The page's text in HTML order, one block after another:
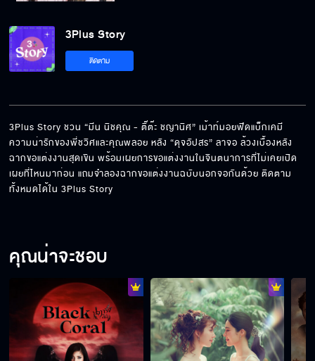
พรหม”
“เจมส์-โบว์” เม้าท์ซีนข้าวโพดอ่อนยามเช้า ทิ้งปม
อีกไม่นาน “มานะ” จะผงาด
ทรงจริงไม่มีสแตนด์อิน
[ENG SUB] VLOG Before LING & ORM Fan
Meeting 2024 | 3Plus Story EP. 10
3Plus Story
ติดตาม
3Plus Story ชวน “มีน นิชคุณ - ติ๊ต๊ะ ชญานิศ” เม้าท์มอยฟีดแบ็กเคมี
ความน่ารักของพี่ชวิศและคุณพลอย หลัง “ดุจอัปสร” ลาจอ ล้วงเบื้องหลัง
ฉากขอแต่งงานสุดเขิน พร้อมเผยการขอแต่งงานในจินตนาการที่ไม่เคยเปิด
เผยที่ไหนมาก่อน แถมจำลองฉากขอแต่งงานฉบับนอกจอกันด้วย ติดตาม
ทั้งหมดได้ใน 3Plus Story
คุณน่าจะชอบ